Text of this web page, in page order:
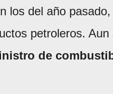
los del año
petroleros. Aun
de